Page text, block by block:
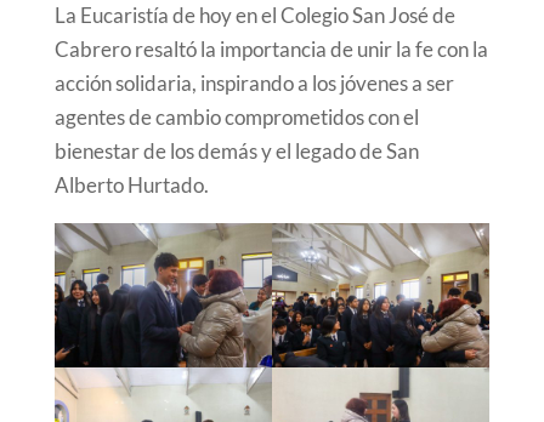
La Eucaristía de hoy en el Colegio San José de
Cabrero resaltó la importancia de unir la fe con la
acción solidaria, inspirando a los jóvenes a ser
agentes de cambio comprometidos con el
bienestar de los demás y el legado de San
Alberto Hurtado.